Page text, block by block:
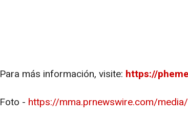
Para más información, visite: https://
Foto - https://mma.prnewswire.com/